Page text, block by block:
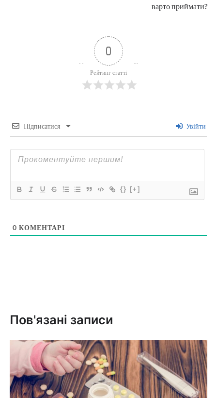
варто приймати?
0
Рейтинг статті
Підписатися Увійти
{} [+]
0 КОМЕНТАРІ
Пов'язані записи